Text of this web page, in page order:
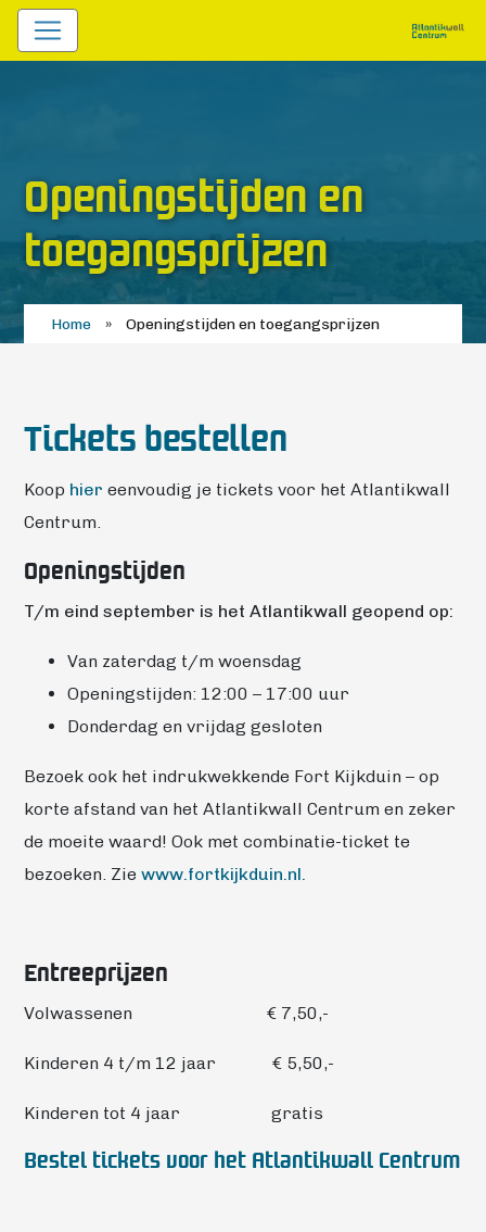
Openingstijden en
toegangsprijzen
Home » Openingstijden en toegangsprijzen
Tickets bestellen
Koop hier eenvoudig je tickets voor het Atlantikwall
Centrum.
Openingstijden
T/m eind september is het Atlantikwall geopend op:
Van zaterdag t/m woensdag
Openingstijden: 12:00 – 17:00 uur
Donderdag en vrijdag gesloten
Bezoek ook het indrukwekkende Fort Kijkduin – op
korte afstand van het Atlantikwall Centrum en zeker
de moeite waard! Ook met combinatie-ticket te
bezoeken. Ziewww.fortkijkduin.nl.
Entreeprijzen
Volwassenen € 7,50,-
Kinderen 4 t/m 12 jaar € 5,50,-
Kinderen tot 4 jaar gratis
Bestel tickets voor het Atlantikwall Centrum